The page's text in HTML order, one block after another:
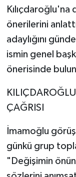
önerilerini
adaylığını
ismin genel
önerisinde
ÇAĞRISI
İmamoğlu
günkü grup
"Değişimin